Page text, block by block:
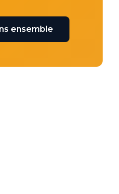
ensemble